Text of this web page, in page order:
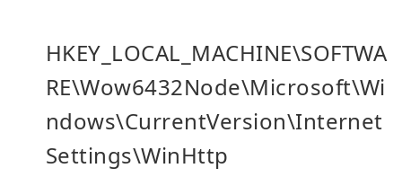
HKEY_LOCAL_MACHINE\SOFTWA
RE\Wow6432Node\Microsoft\Wi
ndows\CurrentVersion\Internet
Settings\WinHttp